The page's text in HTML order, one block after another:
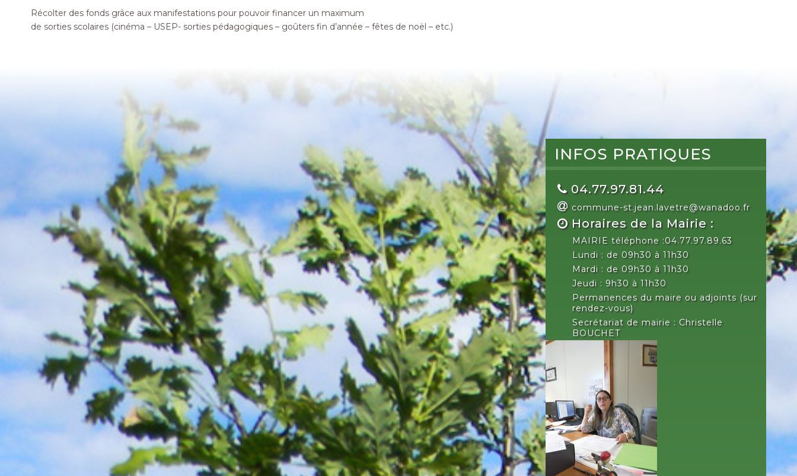
Récolter des fonds grâce aux manifestations pour pouvoir financer un maximum
de sorties scolaires (cinéma – USEP- sorties pédagogiques – goûters fin d’année – fêtes de noël – etc.)
INFOS PRATIQUES
04.77.97.81.44
commune-st.jean.lavetre@wanadoo.fr
Horaires de la Mairie :
MAIRIE téléphone :04.77.97.89.63
Lundi : de 09h30 à 11h30
Mardi : de 09h30 à 11h30
Jeudi : 9h30 à 11h30
Permanences du maire ou adjoints (sur
rendez-vous)
Secrétariat de mairie : Christelle
BOUCHET